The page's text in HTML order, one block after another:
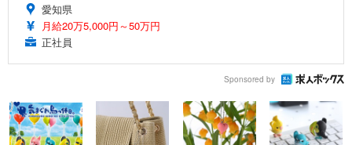
愛知県
月給20万5,000円～50万円
正社員
Sponsored by